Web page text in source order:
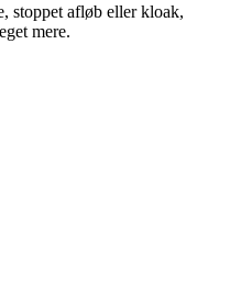
stoppet afløb eller kloak,
mere.